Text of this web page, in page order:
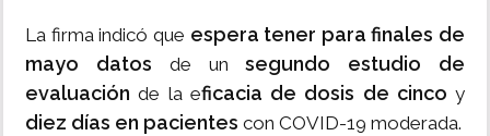
La firma indicó que espera tener para finales de
mayo datos de unsegundo estudio de
evaluaciónde la eficacia de dosis de cinco y
diez días en pacientes con COVID-19 moderada.